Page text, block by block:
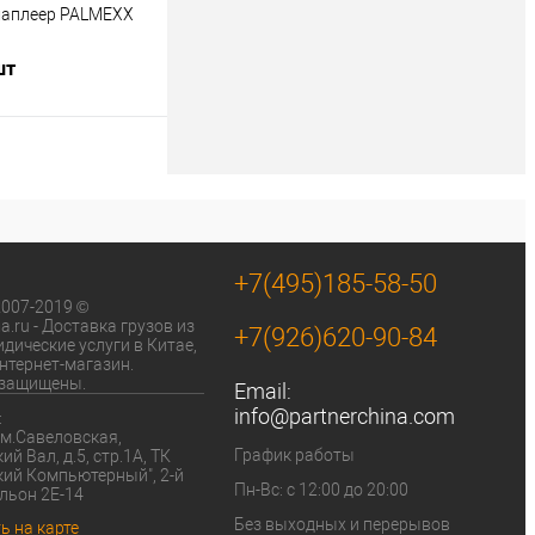
PALMEXX
2019 ©
- Доставка грузов из
услуги в Китае,
магазин.
Вал, д.5, стр.1А, ТК
Компьютерный", 2-й
2Е-14
на карте
+7(495)185-58-50
+7(926)620-90-84
Email:
info@partnerchina.com
График работы
Пн-Вс: с 12:00 до 20:00
Без выходных и перерывов